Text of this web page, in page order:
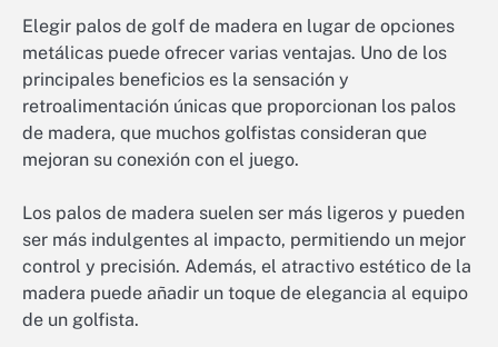
Elegir palos de golf de madera en lugar de opciones
metálicas puede ofrecer varias ventajas. Uno de los
principales beneficios es la sensación y
retroalimentación únicas que proporcionan los palos
de madera, que muchos golfistas consideran que
mejoran su conexión con el juego.
Los palos de madera suelen ser más ligeros y pueden
ser más indulgentes al impacto, permitiendo un mejor
control y precisión. Además, el atractivo estético de la
madera puede añadir un toque de elegancia al equipo
de un golfista.